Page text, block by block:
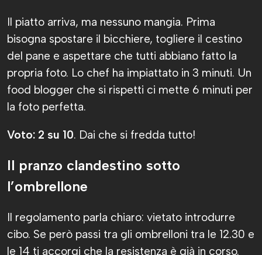
Il piatto arriva, ma nessuno mangia. Prima
bisogna spostare il bicchiere, togliere il cestino
del pane e aspettare che tutti abbiano fatto la
propria foto. Lo chef ha impiattato in 3 minuti. Un
food blogger che si rispetti ci mette 6 minuti per
la foto perfetta.
Voto: 2 su 10. Dai che si fredda tutto!
Il pranzo clandestino sotto
l’ombrellone
Il regolamento parla chiaro: vietato introdurre
cibo. Se però passi tra gli ombrelloni tra le 12.30 e
le 14 ti accorgi che la resistenza è già in corso.